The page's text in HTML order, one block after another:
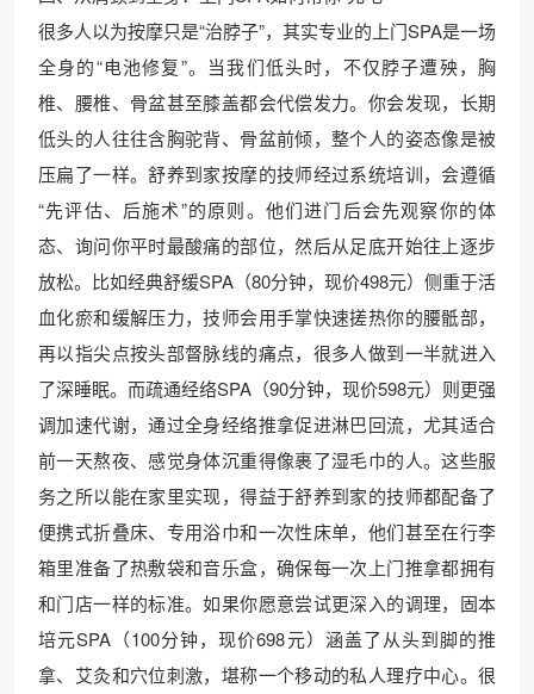
很多人以为按摩只是“治脖子”，其实专业的上门SPA是一场
全身的“电池修复”。当我们低头时，不仅脖子遭殃，胸
椎、腰椎、骨盆甚至膝盖都会代偿发力。你会发现，长期
低头的人往往含胸驼背、骨盆前倾，整个人的姿态像是被
压扁了一样。舒养到家按摩的技师经过系统培训，会遵循
“先评估、后施术”的原则。他们进门后会先观察你的体
态、询问你平时最酸痛的部位，然后从足底开始往上逐步
放松。比如经典舒缓SPA（80分钟，现价498元）侧重于活
血化瘀和缓解压力，技师会用手掌快速搓热你的腰骶部，
再以指尖点按头部督脉线的痛点，很多人做到一半就进入
了深睡眠。而疏通经络SPA（90分钟，现价598元）则更强
调加速代谢，通过全身经络推拿促进淋巴回流，尤其适合
前一天熬夜、感觉身体沉重得像裹了湿毛巾的人。这些服
务之所以能在家里实现，得益于舒养到家的技师都配备了
便携式折叠床、专用浴巾和一次性床单，他们甚至在行李
箱里准备了热敷袋和音乐盒，确保每一次上门推拿都拥有
和门店一样的标准。如果你愿意尝试更深入的调理，固本
培元SPA（100分钟，现价698元）涵盖了从头到脚的推
拿、艾灸和穴位刺激，堪称一个移动的私人理疗中心。很